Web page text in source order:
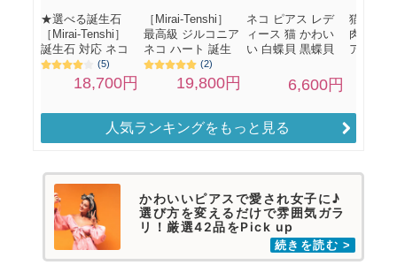
人気ランキングをもっと見る
かわいいピアスで愛され女子に♪
選び方を変えるだけで雰囲気ガラ
リ！厳選42品をPick up